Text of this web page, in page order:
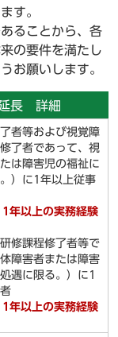
す。
ることから、各
の要件を満たし
お願いします。
延長 詳細
者等および視覚障
了者であって、視
は障害児の福祉に
）に1年以上従事
年以上の実務経験
修課程修了者等で
障害者または障害
遇に限る。）に1
年以上の実務経験